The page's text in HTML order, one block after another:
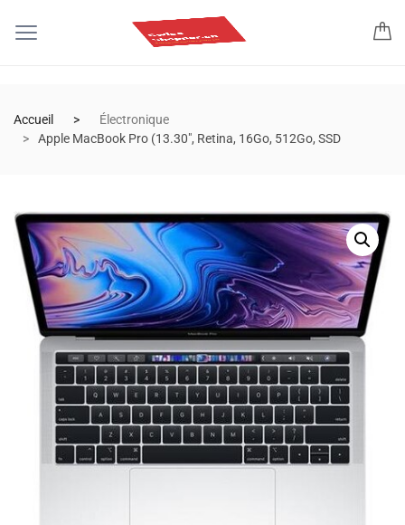
Accueil
Électronique
Apple MacBook Pro (13.30″, Retina, 16Go, 512Go, SSD